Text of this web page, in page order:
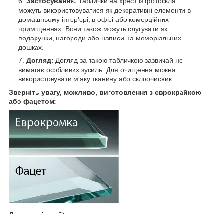
можуть використовуватися як декоративні елементи в
домашньому інтер'єрі, в офісі або комерційних
приміщеннях. Вони також можуть слугувати як
подарунки, нагороди або написи на меморіальних
дошках.
Догляд: Догляд за такою табличкою зазвичай не
вимагає особливих зусиль. Для очищення можна
використовувати м'яку тканину або склоочисник.
Зверніть увагу, можливо, виготовлення з єврокрайкою
або фацетом: